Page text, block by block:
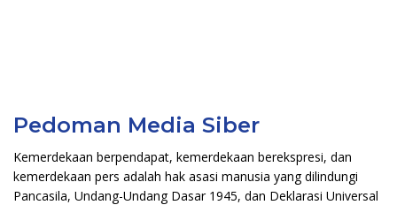
Pedoman Media Siber
Kemerdekaan berpendapat, kemerdekaan berekspresi, dan
kemerdekaan pers adalah hak asasi manusia yang dilindungi
Pancasila, Undang-Undang Dasar 1945, dan Deklarasi Universal